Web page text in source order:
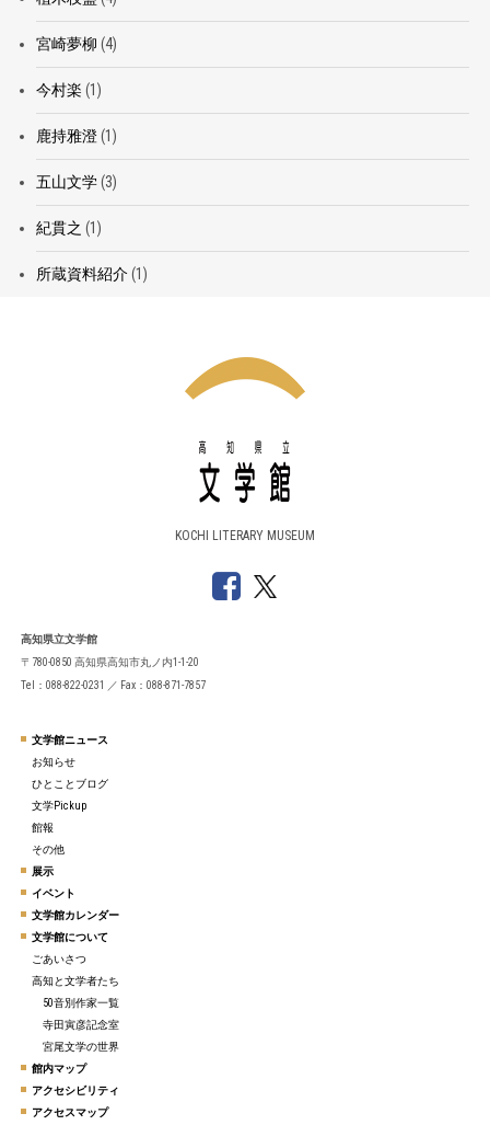
宮崎夢柳 (4)
今村楽 (1)
鹿持雅澄(1)
五山文学(3)
紀貫之 (1)
所蔵資料紹介(1)
KOCHI LITERARY MUSEUM
高知県立文学館
〒780-0850 高知県高知市丸ノ内1-1-20
Tel：088-822-0231 ／ Fax：088-871-7857
文学館ニュース
お知らせ
ひとことブログ
文学Pickup
館報
その他
展示
イベント
文学館カレンダー
文学館について
ごあいさつ
高知と文学者たち
50音別作家一覧
寺田寅彦記念室
宮尾文学の世界
館内マップ
アクセシビリティ
アクセスマップ